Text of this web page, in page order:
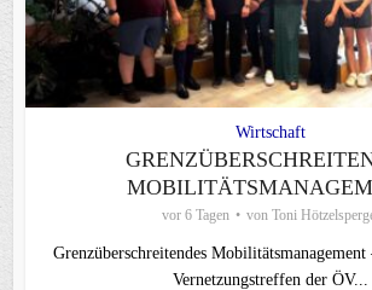
Wirtschaft
vor 6 Tagen von Toni
Grenzüberschreitendes Mobilitätsmanagement
Vernetzungstreffen der ÖV...